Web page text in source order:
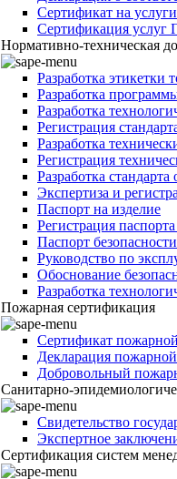
Сертификат на
Сертификация
Нормативно-техническая
Разработка этикетки
Разработка
Разработка
Регистрация
Разработка
Регистрация
Разработка
Экспертиза и
Паспорт на изделие
Регистрация
Паспорт
Руководство по
Обоснование
Разработка
Пожарная сертификация
Сертификат
Декларация пожарной
Добровольный
Санитарно-
Свидетельство
Экспертное
Сертификация систем